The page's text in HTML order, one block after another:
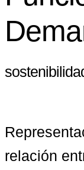
relación